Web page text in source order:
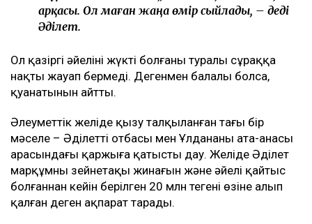
арқасы. Ол маған жаңа өмір сыйлады, – деді
Әділет.
Ол қазіргі әйелінің жүкті болғаны туралы сұраққа
нақты жауап бермеді. Дегенмен балалы болса,
қуанатынын айтты.
Әлеуметтік желіде қызу талқыланған тағы бір
мәселе – Әділеттің отбасы мен Ұлдананың ата-анасы
арасындағы қаржыға қатысты дау. Желіде Әділет
марқұмның зейнетақы жинағын және әйелі қайтыс
болғаннан кейін берілген 20 млн теңгені өзіне алып
қалған деген ақпарат тарады.